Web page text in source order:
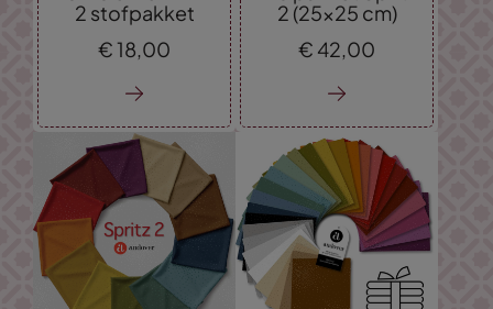
2 stofpakket
€18,00
2 (25x25 cm)
€ 42,00